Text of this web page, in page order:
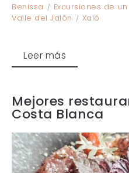
Benissa Excursiones de
Valle del Jalón
Xaló
Leer más
Mejores
Costa Blanca